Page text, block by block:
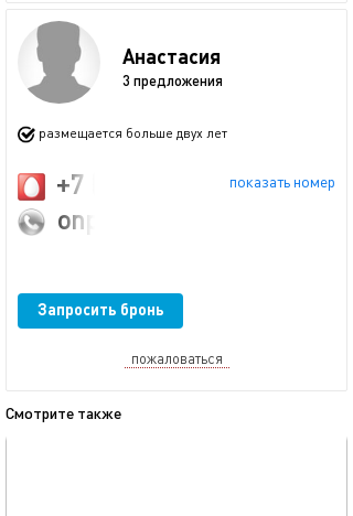
Анастасия
3 предложения
размещается больше двух лет
показать номер
+7 (916) 730-77-99
onpointmsk@inbox.ru
Запросить бронь
пожаловаться
Смотрите также